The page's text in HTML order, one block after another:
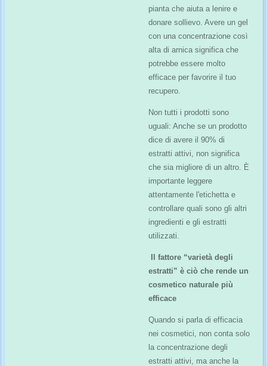
pianta che aiuta a lenire e
donare sollievo. Avere un gel
con una concentrazione così
alta di arnica significa che
potrebbe essere molto
efficace per favorire il tuo
recupero.
Non tutti i prodotti sono
uguali: Anche se un prodotto
dice di avere il 90% di
estratti attivi, non significa
che sia migliore di un altro. È
importante leggere
attentamente l'etichetta e
controllare quali sono gli altri
ingredienti e gli estratti
utilizzati.
Il fattore “varietà degli
estratti” è ciò che rende un
cosmetico naturale più
efficace
Quando si parla di efficacia
nei cosmetici, non conta solo
la concentrazione degli
estratti attivi, ma anche la